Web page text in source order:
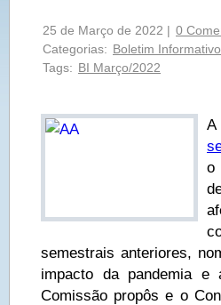
25 de Março de 2022 | 0
Categorias: Boletim Informativo
Tags: BI Março/2022
A
o
semestrais anteriores,
impacto da pandemia
Comissão propôs e o